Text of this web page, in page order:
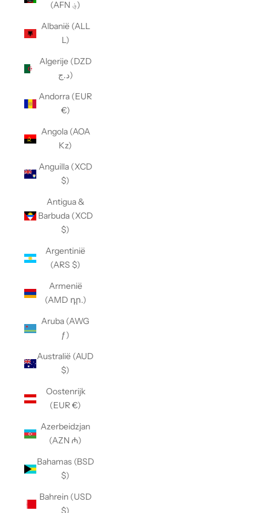
(AFN ؋)
Albanië (ALL
L)
Algerije (DZD
د.ج)
Andorra (EUR
€)
Angola (AOA
Kz)
Anguilla (XCD
$)
Antigua &
Barbuda (XCD
$)
Argentinië
(ARS $)
Armenië
(AMD դր.)
Aruba (AWG
ƒ)
Australië (AUD
$)
Oostenrijk
(EUR €)
Azerbeidzjan
(AZN ₼)
Bahamas (BSD
$)
Bahrein (USD
$)